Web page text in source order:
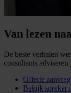
Van lezen
De beste verhalen
consultants
Offerte
Bekijk spreker